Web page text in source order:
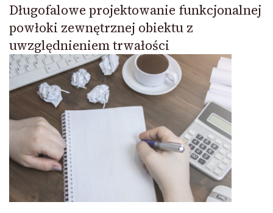
Długofalowe projektowanie funkcjonalnej
powłoki zewnętrznej obiektu z
uwzględnieniem trwałości